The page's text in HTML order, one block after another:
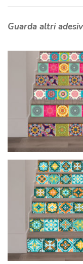
Guarda altri